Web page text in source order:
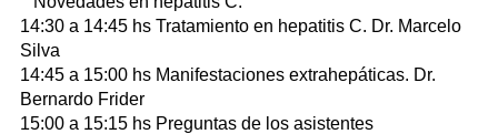
14:30 a 14:45 hs Tratamiento en hepatitis C. Dr. Marcelo
Silva
14:45 a 15:00 hs Manifestaciones extrahepáticas. Dr.
Bernardo Frider
15:00 a 15:15 hs Preguntas de los asistentes